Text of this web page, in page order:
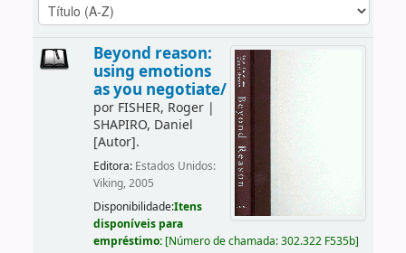
Beyond reason:
using emotions
as you negotiate/
por FISHER, Roger|
SHAPIRO, Daniel
[Autor].
Editora: Estados Unidos:
Viking, 2005
Disponibilidade:Itens
disponíveis para
empréstimo: [Número de chamada:302.322 F535b]